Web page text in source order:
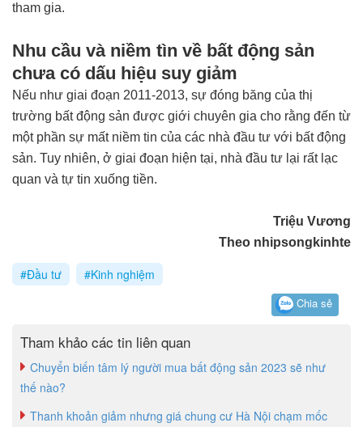
tham gia.
Nhu cầu và niềm tìn về bất động sản
chưa có dấu hiệu suy giảm
Nếu như giai đoạn 2011-2013, sự đóng băng của thị
trường bất động sản được giới chuyên gia cho rằng đến từ
một phần sự mất niềm tin của các nhà đầu tư với bất động
sản. Tuy nhiên, ở giai đoạn hiện tại, nhà đầu tư lại rất lạc
quan và tự tin xuống tiền.
Triệu Vương
Theo nhipsongkinhte
#Đầu tư #Kinh nghiệm
Chia sẻ
Tham khảo các tin liên quan
Chuyển biến tâm lý người mua bất động sản 2023 sẽ như
thế nào?
Thanh khoản giảm nhưng giá chung cư Hà Nội chạm mốc